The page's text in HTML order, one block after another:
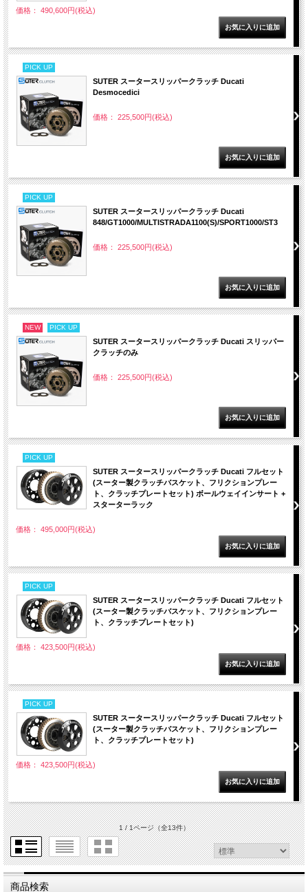
価格： 490,600円(税込)
PICK UP
SUTER スータースリッパークラッチ Ducati
Desmocedici
価格： 225,500円(税込)
PICK UP
SUTER スータースリッパークラッチ Ducati
848/GT1000/MULTISTRADA1100(S)/SPORT1000/ST3
価格： 225,500円(税込)
NEW PICK UP
SUTER スータースリッパークラッチ Ducati スリッパー
クラッチのみ
価格： 225,500円(税込)
PICK UP
SUTER スータースリッパークラッチ Ducati フルセット
(スーター製クラッチバスケット、フリクションプレー
ト、クラッチプレートセット) ボールウェイインサート +
スターターラック
価格： 495,000円(税込)
PICK UP
SUTER スータースリッパークラッチ Ducati フルセット
(スーター製クラッチバスケット、フリクションプレー
ト、クラッチプレートセット)
価格： 423,500円(税込)
PICK UP
SUTER スータースリッパークラッチ Ducati フルセット
(スーター製クラッチバスケット、フリクションプレー
ト、クラッチプレートセット)
価格： 423,500円(税込)
1 / 1ページ（全13件）
商品検索